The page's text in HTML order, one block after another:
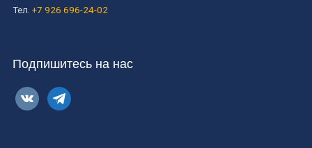
Тел. +7 926 696-24-02
Подпишитесь на нас
vkontaktetelegram